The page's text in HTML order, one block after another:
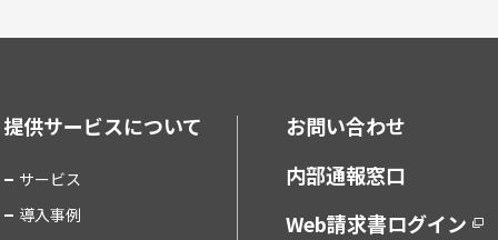
提供サービスについて
サービス
導入事例
お問い合わせ
内部通報窓口
Web請求書ログイン